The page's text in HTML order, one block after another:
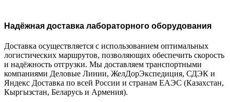
Надёжная доставка лабораторного оборудования
Доставка осуществляется с использованием оптимальных
логистических маршрутов, позволяющих обеспечить скорость
и надёжность отгрузки. Мы доставляем транспортными
компаниями Деловые Линии, ЖелДорЭкспедиция, СДЭК и
Яндекс Доставка по всей России и странам ЕАЭС (Казахстан,
Кыргызстан, Беларусь и Армения).